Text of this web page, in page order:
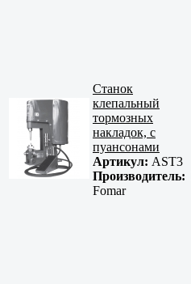
Станок
клепальный
тормозных
накладок, с
пуансонами
Артикул: AST3
Производитель:
Fomar